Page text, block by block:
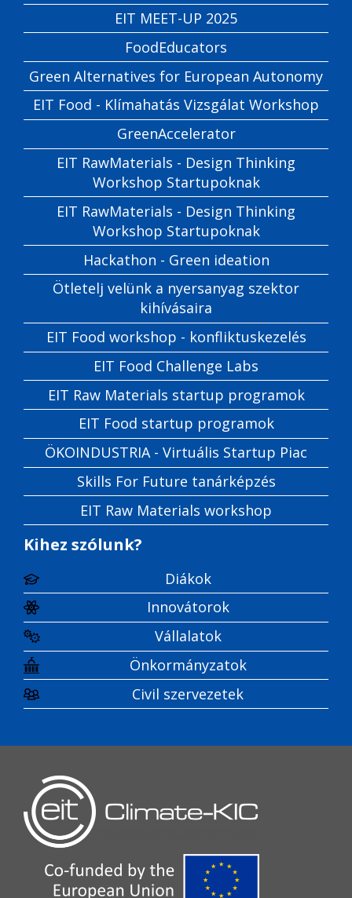
EIT MEET-UP 2025
FoodEducators
Green Alternatives for European Autonomy
EIT Food - Klímahatás Vizsgálat Workshop
GreenAccelerator
EIT RawMaterials - Design Thinking
Workshop Startupoknak
EIT RawMaterials - Design Thinking
Workshop Startupoknak
Hackathon - Green ideation
Ötletelj velünk a nyersanyag szektor
kihívásaira
EIT Food workshop - konfliktuskezelés
EIT Food Challenge Labs
EIT Raw Materials startup programok
EIT Food startup programok
ÖKOINDUSTRIA - Virtuális Startup Piac
Skills For Future tanárképzés
EIT Raw Materials workshop
Kihez szólunk?
Diákok
Innovátorok
Vállalatok
Önkormányzatok
Civil szervezetek